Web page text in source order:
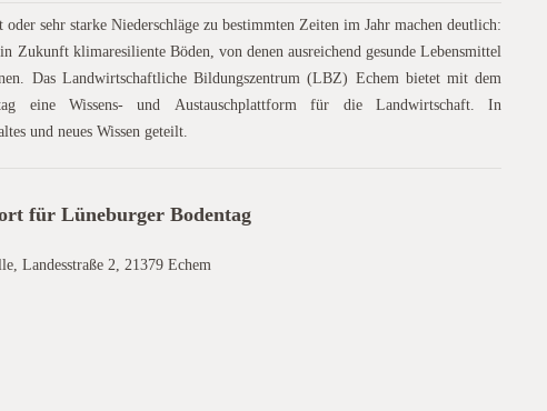
sehr starke Niederschläge zu bestimmten Zeiten im Jahr machen deutlich:
Zukunft klimaresiliente Böden, von denen ausreichend gesunde Lebensmittel
Das Landwirtschaftliche Bildungszentrum (LBZ) Echem bietet mit dem
eine Wissens- und Austauschplattform für die Landwirtschaft. In
und neues Wissen geteilt.
für Lüneburger Bodentag
Landesstraße 2, 21379 Echem